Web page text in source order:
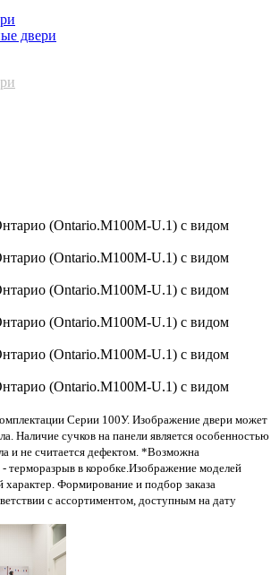
двери
Серии 100У. Изображение двери может
Наличие сучков на панели является особенностью
и не считается дефектом. *Возможна
терморазрыв в коробке.Изображение моделей
Формирование и подбор заказа
с ассортиментом, доступным на дату